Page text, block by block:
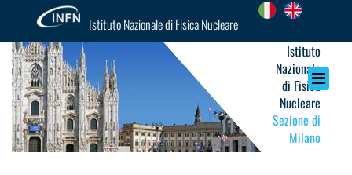
Istituto Nazionale di Fisica Nucleare
Istituto
Nazionale
di Fisica
Nucleare
Sezione di
Milano